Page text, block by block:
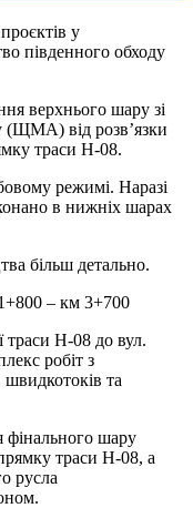
у
південного обходу
верхнього шару зі
(ЩМА) від розв’язки
траси Н-08.
режимі. Наразі
в нижніх шарах
більш детально.
– км 3+700
траси Н-08 до вул.
робіт з
та
фінального шару
траси Н-08, а
русла